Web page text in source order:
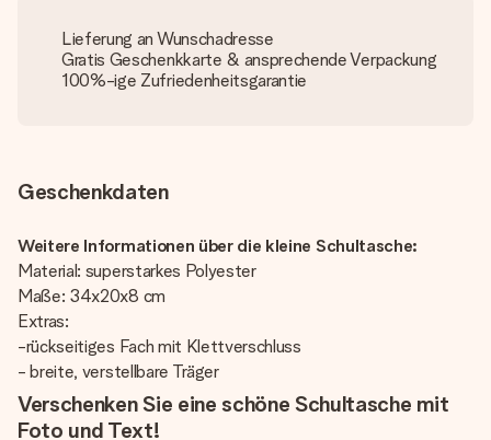
Lieferung an Wunschadresse
Gratis Geschenkkarte & ansprechende Verpackung
100%-ige Zufriedenheitsgarantie
Geschenkdaten
Weitere Informationen über die kleine Schultasche:
Material: superstarkes Polyester
Maße: 34x20x8 cm
Extras:
-rückseitiges Fach mit Klettverschluss
- breite, verstellbare Träger
Verschenken Sie eine schöne Schultasche mit
Foto und Text!